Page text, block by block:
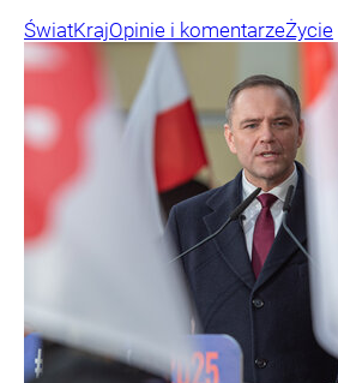
ŚwiatKrajOpinie i komentarzeŻycie